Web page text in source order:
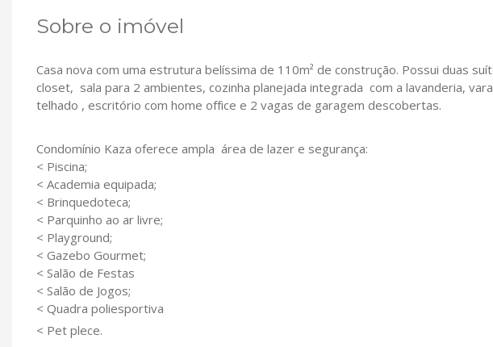
Sobre o imóvel
Casa nova com uma estrutura belíssima de 110m² de construção. Possui duas
closet, sala para 2 ambientes, cozinha planejada integrada com a lavanderia,
telhado , escritório com home office e 2 vagas de garagem descobertas.
Condomínio Kaza oferece ampla área de lazer e segurança:
< Piscina;
< Academia equipada;
< Brinquedoteca;
< Parquinho ao ar livre;
< Playground;
< Gazebo Gourmet;
< Salão de Festas
< Salão de Jogos;
< Quadra poliesportiva
< Pet plece.